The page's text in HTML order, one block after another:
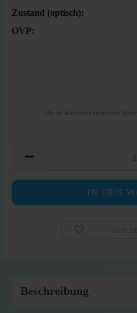
Zustand (optisch):
OVP:
Die im Kaufpreis enthaltene
Beschreibung